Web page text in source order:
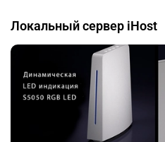
Локальный сервер iHost